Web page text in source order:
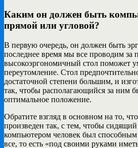
Каким он должен быть
прямой или угловой?
В первую очередь, он должен быть
последнее время мы все проводим за
высокоэргономичный стол поможет
переутомление. Стол
достаточной степени большим, и
так, чтобы располагающийся за ним
оптимальное положение.
Обратите взгляд в основном на то,
произведен так, с тем, чтобы
компьютером человек был способным
все, то есть «под своими руками